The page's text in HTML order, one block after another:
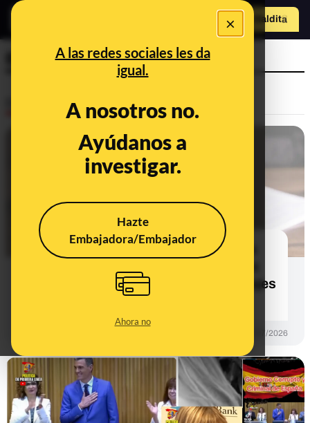
×
A las redes sociales les da
igual.
A nosotros no.
Ayúdanos a
investigar.
Hazte
Embajadora/Embajador
Ahora no
Hazte Maldito
Begoña Gómez
Las supuestas cuentas en paraísos
Peinado: forman parte de los montajes
del ‘Expediente Royuela’
17/07/2026